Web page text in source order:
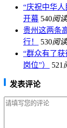
“庆祝中华
开幕 540阅读
贵州这两条
行！
530阅读
“群众有了
岗位”）
521
发表评论